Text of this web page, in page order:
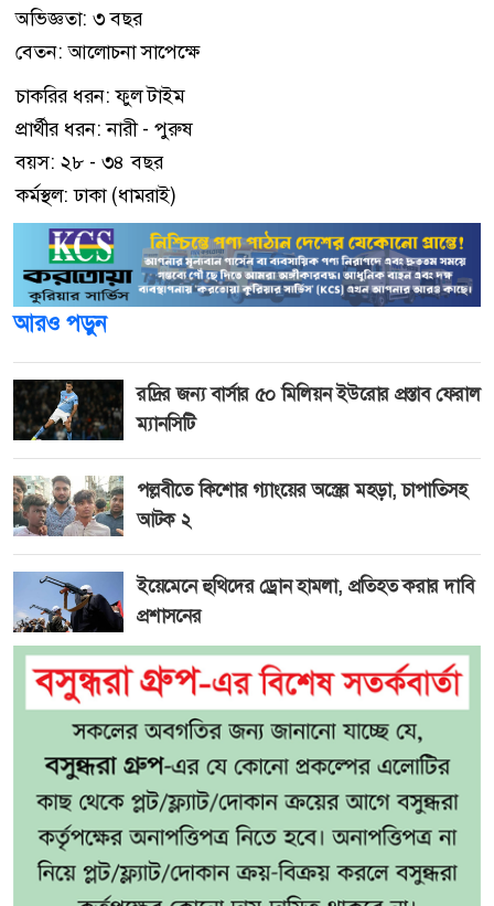
অভিজ্ঞতা: ৩ বছর
বেতন: আলোচনা সাপেক্ষে
চাকরির ধরন: ফুল টাইম
প্রার্থীর ধরন: নারী - পুরুষ
বয়স: ২৮ - ৩৪ বছর
কর্মস্থল: ঢাকা (ধামরাই)
আরও পড়ুন
রদ্রির জন্য বার্সার ৫০ মিলিয়ন ইউরোর প্রস্তাব ফেরাল
ম্যানসিটি
পল্লবীতে কিশোর গ্যাংয়ের অস্ত্রের মহড়া, চাপাতিসহ
আটক ২
ইয়েমেনে হুথিদের ড্রোন হামলা, প্রতিহত করার দাবি
প্রশাসনের